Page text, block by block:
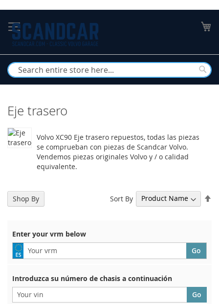
to
Content
Eje trasero
Volvo XC90 Eje trasero repuestos, todas las piezas
se comprueban con piezas de Scandcar Volvo.
Vendemos piezas originales Volvo y / o calidad
equivalente.
Sort By
Enter your vrm below
Introduzca su número de chasis a continuación
Shop By